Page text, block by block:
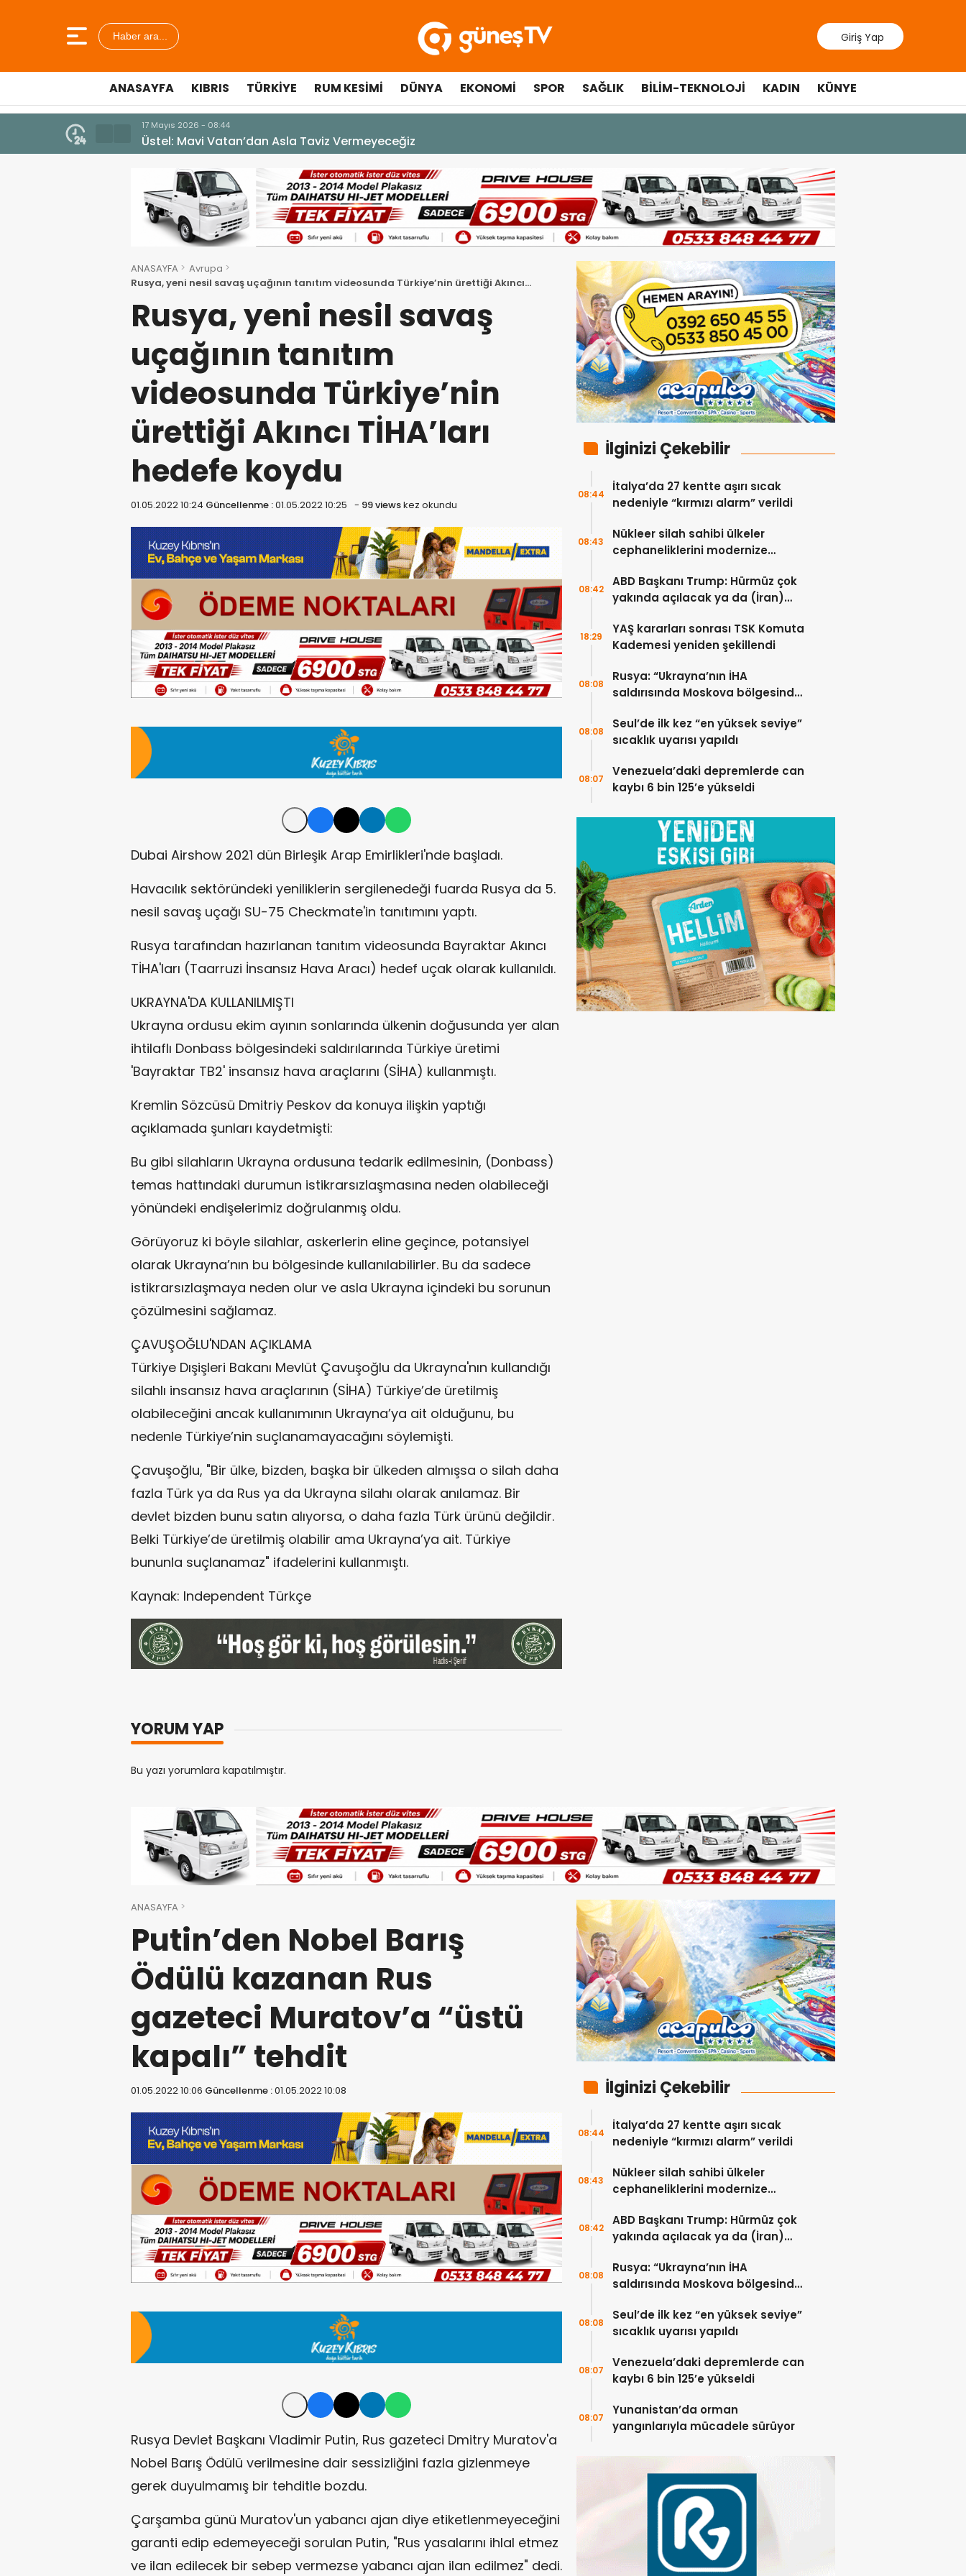
Haber ara... Giriş Yap
ANASAYFA KIBRIS TÜRKIYE RUM KESIMI DÜNYA EKONOMI SPOR SAĞLIK BILIM-TEKNOLOJI KADIN KÜNYE
7 Ağustos 2026 - 12:36
ÜSTEL: “ERENKÖY RUHU SONSUZA DEK YAŞAYACAK”
ANASAYFA
Avrupa
Rusya, yeni nesil savaş uçağının tanıtım videosunda Türkiye’nin ürettiği Akıncı
Rusya, yeni nesil savaş
uçağının tanıtım
videosunda Türkiye’nin
ürettiği Akıncı TİHA’ları
hedefe koydu
01.05.2022 10:24 Güncellenme :01.05.2022 10:25 - 99 viewskez okundu
Dubai Airshow 2021 dün Birleşik Arap Emirlikleri'nde başladı.
Havacılık sektöründeki yeniliklerin sergilenedeği fuarda Rusya da 5.
nesil savaş uçağı SU-75 Checkmate'in tanıtımını yaptı.
Rusya tarafından hazırlanan tanıtım videosunda Bayraktar Akıncı
TİHA'ları (Taarruzi İnsansız Hava Aracı) hedef uçak olarak kullanıldı.
UKRAYNA'DA KULLANILMIŞTI
Ukrayna ordusu ekim ayının sonlarında ülkenin doğusunda yer alan
ihtilaflı Donbass bölgesindeki saldırılarında Türkiye üretimi
'Bayraktar TB2' insansız hava araçlarını (SİHA) kullanmıştı.
Kremlin Sözcüsü Dmitriy Peskov da konuya ilişkin yaptığı
açıklamada şunları kaydetmişti:
Bu gibi silahların Ukrayna ordusuna tedarik edilmesinin, (Donbass)
temas hattındaki durumun istikrarsızlaşmasına neden olabileceği
yönündeki endişelerimiz doğrulanmış oldu.
Görüyoruz ki böyle silahlar, askerlerin eline geçince, potansiyel
olarak Ukrayna’nın bu bölgesinde kullanılabilirler. Bu da sadece
istikrarsızlaşmaya neden olur ve asla Ukrayna içindeki bu sorunun
çözülmesini sağlamaz.
ÇAVUŞOĞLU'NDAN AÇIKLAMA
Türkiye Dışişleri Bakanı Mevlüt Çavuşoğlu da Ukrayna'nın kullandığı
silahlı insansız hava araçlarının (SİHA) Türkiye’de üretilmiş
olabileceğini ancak kullanımının Ukrayna’ya ait olduğunu, bu
nedenle Türkiye’nin suçlanamayacağını söylemişti.
Çavuşoğlu, "Bir ülke, bizden, başka bir ülkeden almışsa o silah daha
fazla Türk ya da Rus ya da Ukrayna silahı olarak anılamaz. Bir
devlet bizden bunu satın alıyorsa, o daha fazla Türk ürünü değildir.
Belki Türkiye’de üretilmiş olabilir ama Ukrayna’ya ait. Türkiye
bununla suçlanamaz" ifadelerini kullanmıştı.
Kaynak: Independent Türkçe
YORUM YAP
Bu yazı yorumlara kapatılmıştır.
İlginizi Çekebilir
İtalya’da 27 kentte aşırı sıcak
nedeniyle “kırmızı alarm” verildi
08:44
Nükleer silah sahibi ülkeler
cephaneliklerini modernize
08:43
ABD Başkanı Trump: Hürmüz çok
yakında açılacak ya da (İran)
08:42
YAŞ kararları sonrası TSK Komuta
Kademesi yeniden şekillendi
18:29
Rusya: “Ukrayna’nın İHA
saldırısında Moskova bölgesinde
08:08
Seul’de ilk kez “en yüksek seviye”
sıcaklık uyarısı yapıldı
08:08
Venezuela’daki depremlerde can
kaybı 6 bin 125’e yükseldi
08:07
ANASAYFA
Putin’den Nobel Barış
Ödülü kazanan Rus
gazeteci Muratov’a “üstü
kapalı” tehdit
01.05.2022 10:06 Güncellenme :01.05.2022 10:08
Rusya Devlet Başkanı Vladimir Putin, Rus gazeteci Dmitry Muratov'a
Nobel Barış Ödülü verilmesine dair sessizliğini fazla gizlenmeye
gerek duyulmamış bir tehditle bozdu.
Çarşamba günü Muratov'un yabancı ajan diye etiketlenmeyeceğini
garanti edip edemeyeceği sorulan Putin, "Rus yasalarını ihlal etmez
ve ilan edilecek bir sebep vermezse yabancı ajan ilan edilmez" dedi.
İlginizi Çekebilir
İtalya’da 27 kentte aşırı sıcak
nedeniyle “kırmızı alarm” verildi
08:44
Nükleer silah sahibi ülkeler
cephaneliklerini modernize
08:43
ABD Başkanı Trump: Hürmüz çok
yakında açılacak ya da (İran)
08:42
Rusya: “Ukrayna’nın İHA
saldırısında Moskova bölgesinde
08:08
Seul’de ilk kez “en yüksek seviye”
sıcaklık uyarısı yapıldı
08:08
Venezuela’daki depremlerde can
kaybı 6 bin 125’e yükseldi
08:07
Yunanistan’da orman
yangınlarıyla mücadele sürüyor
08:07